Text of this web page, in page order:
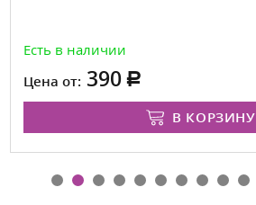
Есть в наличии
Цена от: 390
В КОРЗИНУ